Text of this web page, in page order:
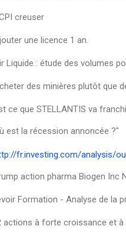
creuser
une licence 1 an.
Liquide : étude des volumes
des minières plutôt que
ce que STELLANTIS va
est la récession annoncée ?"
fr.investing.com/analysis/
action pharma Biogen Inc
Formation - Analyse de la
actions à forte croissance et à